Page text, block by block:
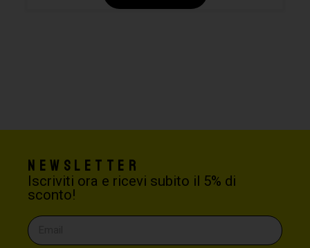
Newsletter
Iscriviti ora e ricevi subito il 5% di
sconto!